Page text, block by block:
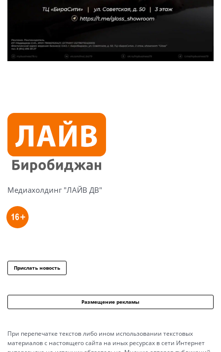
Медиахолдинг "ЛАЙВ ДВ"
Прислать новость
Размещение рекламы
При перепечатке текстов либо ином использовании текстовых
материалов с настоящего сайта на иных ресурсах в сети Интернет